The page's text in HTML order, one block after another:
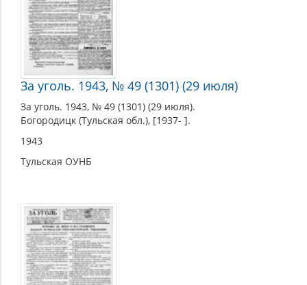
За уголь. 1943, № 49 (1301) (29 июля)
За уголь. 1943, № 49 (1301) (29 июля).
Богородицк (Тульская обл.), [1937- ].
1943
Тульская ОУНБ